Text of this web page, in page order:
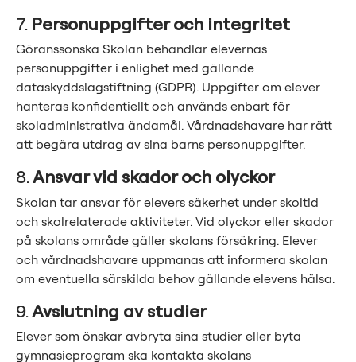
7. Personuppgifter och integritet
Göranssonska Skolan behandlar elevernas
personuppgifter i enlighet med gällande
dataskyddslagstiftning (GDPR). Uppgifter om elever
hanteras konfidentiellt och används enbart för
skoladministrativa ändamål. Vårdnadshavare har rätt
att begära utdrag av sina barns personuppgifter.
8.Ansvar vid skador och olyckor
Skolan tar ansvar för elevers säkerhet under skoltid
och skolrelaterade aktiviteter. Vid olyckor eller skador
på skolans område gäller skolans försäkring. Elever
och vårdnadshavare uppmanas att informera skolan
om eventuella särskilda behov gällande elevens hälsa.
9.Avslutning av studier
Elever som önskar avbryta sina studier eller byta
gymnasieprogram ska kontakta skolans